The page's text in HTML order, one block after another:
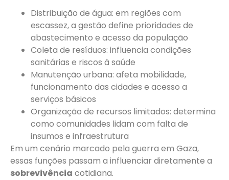
Distribuição de água: em regiões com
escassez, a gestão define prioridades de
abastecimento e acesso da população
Coleta de resíduos: influencia condições
sanitárias e riscos à saúde
Manutenção urbana: afeta mobilidade,
funcionamento das cidades e acesso a
serviços básicos
Organização de recursos limitados: determina
como comunidades lidam com falta de
insumos e infraestrutura
Em um cenário marcado pela guerra em Gaza,
essas funções passam a influenciar diretamente a
sobrevivência cotidiana.